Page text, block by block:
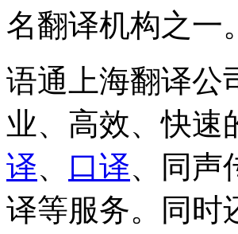
名翻译机构之一。
语通上海翻译公
业、高效、快速
译、 口译、同声
译等服务。同时